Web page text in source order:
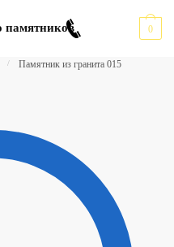
0
/ Памятник из гранита 015